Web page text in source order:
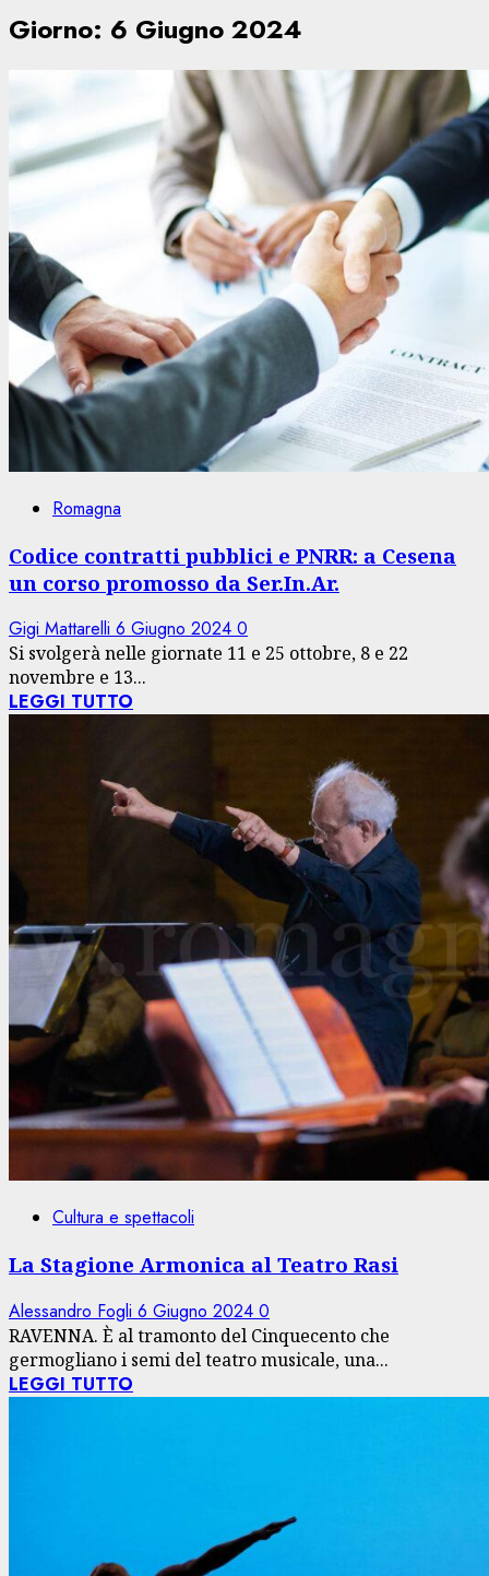
Giorno: 6 Giugno 2024
Romagna
Codice contratti pubblici e PNRR: a Cesena
un corso promosso da Ser.In.Ar.
Gigi Mattarelli 6 Giugno 2024 0
Si svolgerà nelle giornate 11 e 25 ottobre, 8 e 22
novembre e 13...
LEGGI TUTTO
Cultura e spettacoli
La Stagione Armonica al Teatro Rasi
Alessandro Fogli 6 Giugno 2024 0
RAVENNA. È al tramonto del Cinquecento che
germogliano i semi del teatro musicale, una...
LEGGI TUTTO